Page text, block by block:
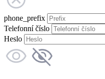
phone_prefix
Telefonní číslo
Heslo